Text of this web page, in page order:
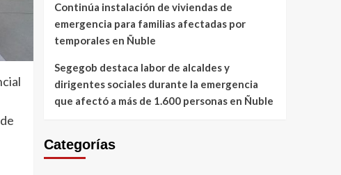
Continúa instalación de viviendas de
emergencia para familias afectadas por
temporales en Ñuble
Segegob destaca labor de alcaldes y
dirigentes sociales durante la emergencia
que afectó a más de 1.600 personas en Ñuble
Categorías